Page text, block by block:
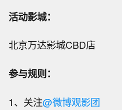
活动影城：
北京万达影城CBD店
参与规则：
1、关注@微博观影团